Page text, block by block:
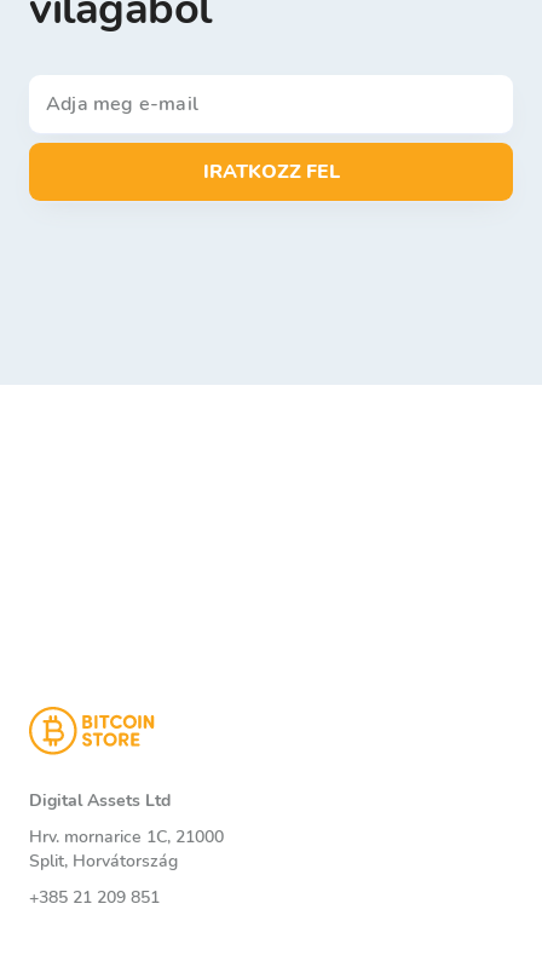
IRATKOZZ FEL
Digital Assets Ltd
Hrv. mornarice 1C, 21000
Split, Horvátország
+385 21 209 851